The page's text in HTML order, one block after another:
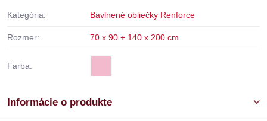
Kategória: Bavlnené obliečky Renforce
Rozmer: 70 x 90 + 140 x 200 cm
Farba:
Informácie o produkte